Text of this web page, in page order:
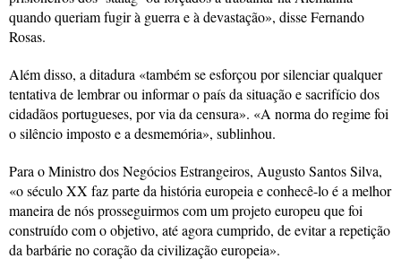
quando queriam fugir à guerra e à devastação», disse Fernando
Rosas.
Além disso, a ditadura «também se esforçou por silenciar qualquer
tentativa de lembrar ou informar o país da situação e sacrifício dos
cidadãos portugueses, por via da censura». «A norma do regime foi
o silêncio imposto e a desmemória», sublinhou.
Para o Ministro dos Negócios Estrangeiros, Augusto Santos Silva,
«o século XX faz parte da história europeia e conhecê-lo é a melhor
maneira de nós prosseguirmos com um projeto europeu que foi
construído com o objetivo, até agora cumprido, de evitar a repetição
da barbárie no coração da civilização europeia».